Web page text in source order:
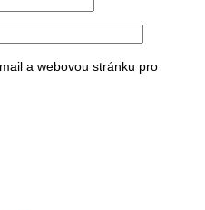
a webovou stránku pro